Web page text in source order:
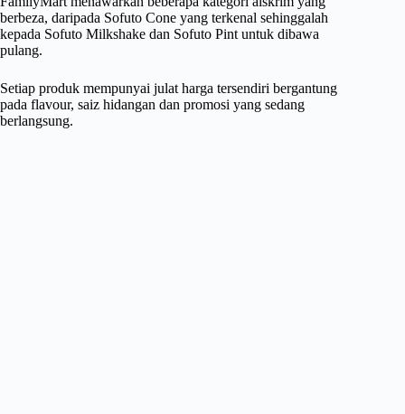
berbeza, daripada Sofuto Cone yang terkenal sehinggalah
kepada Sofuto Milkshake dan Sofuto Pint untuk dibawa
pulang.
Setiap produk mempunyai julat harga tersendiri bergantung
pada flavour, saiz hidangan dan promosi yang sedang
berlangsung.